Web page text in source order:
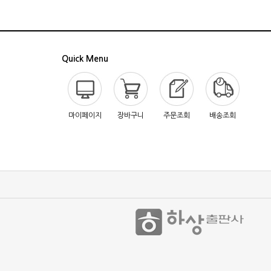
Quick Menu
마이페이지 장바구니 주문조회 배송조회